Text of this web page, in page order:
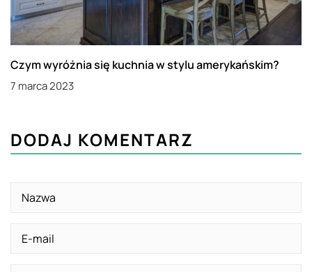
Czym wyróżnia się kuchnia w stylu amerykańskim?
7 marca 2023
DODAJ KOMENTARZ